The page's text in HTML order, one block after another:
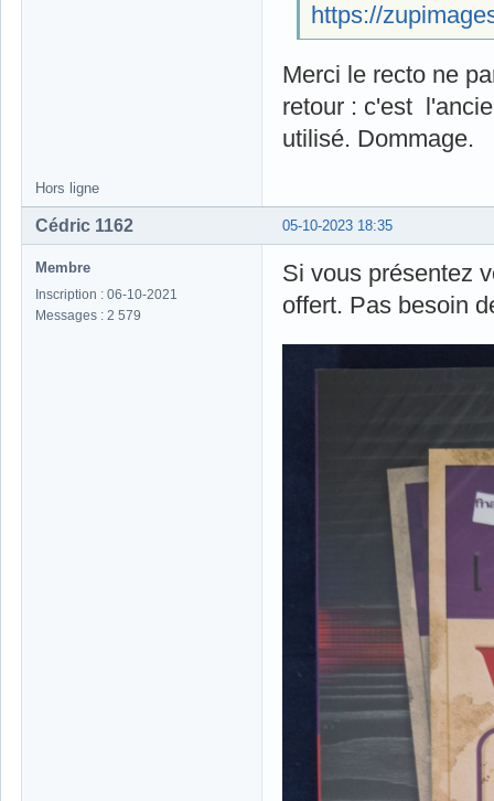
https://
Merci le recto ne
retour : c'est
utilisé. Dommage.
Hors ligne
05-10-2023 18:35
Cédric 1162
Membre
Inscription : 06-10-2021
Messages : 2 579
Si vous présentez
offert. Pas besoin